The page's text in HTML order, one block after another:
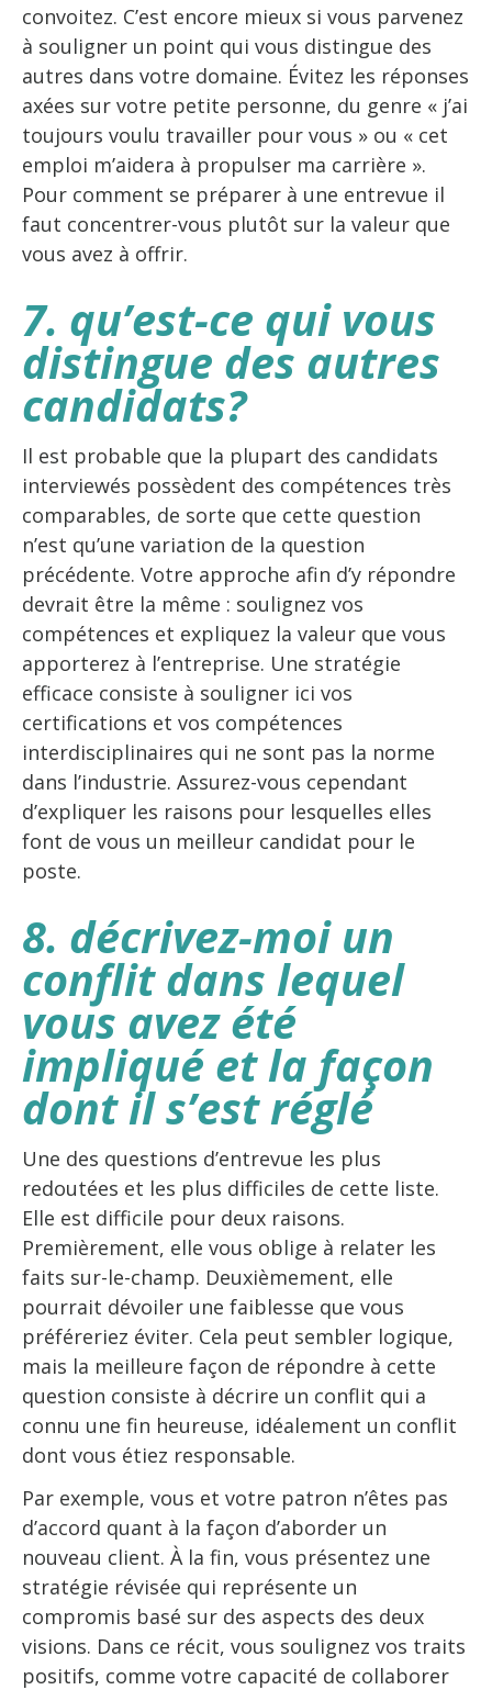
convoitez. C’est encore mieux si vous parvenez
à souligner un point qui vous distingue des
autres dans votre domaine. Évitez les réponses
axées sur votre petite personne, du genre « j’ai
toujours voulu travailler pour vous » ou « cet
emploi m’aidera à propulser ma carrière ».
Pour comment se préparer à une entrevue il
faut concentrer-vous plutôt sur la valeur que
vous avez à offrir.
7. qu’est-ce qui vous
distingue des autres
candidats?
Il est probable que la plupart des candidats
interviewés possèdent des compétences très
comparables, de sorte que cette question
n’est qu’une variation de la question
précédente. Votre approche afin d’y répondre
devrait être la même : soulignez vos
compétences et expliquez la valeur que vous
apporterez à l’entreprise. Une stratégie
efficace consiste à souligner ici vos
certifications et vos compétences
interdisciplinaires qui ne sont pas la norme
dans l’industrie. Assurez-vous cependant
d’expliquer les raisons pour lesquelles elles
font de vous un meilleur candidat pour le
poste.
8. décrivez-moi un
conflit dans lequel
vous avez été
impliqué et la façon
dont il s’est réglé
Une des questions d’entrevue les plus
redoutées et les plus difficiles de cette liste.
Elle est difficile pour deux raisons.
Premièrement, elle vous oblige à relater les
faits sur-le-champ. Deuxièmement, elle
pourrait dévoiler une faiblesse que vous
préféreriez éviter. Cela peut sembler logique,
mais la meilleure façon de répondre à cette
question consiste à décrire un conflit qui a
connu une fin heureuse, idéalement un conflit
dont vous étiez responsable.
Par exemple, vous et votre patron n’êtes pas
d’accord quant à la façon d’aborder un
nouveau client. À la fin, vous présentez une
stratégie révisée qui représente un
compromis basé sur des aspects des deux
visions. Dans ce récit, vous soulignez vos traits
positifs, comme votre capacité de collaborer